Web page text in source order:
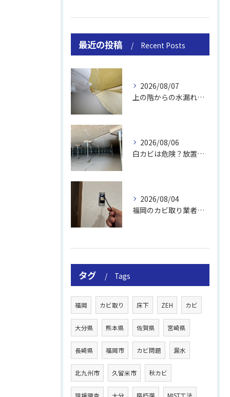
最近の投稿 Recent Posts
2026/08/07
上の階からの水漏れでカビ｜対処法と業者
2026/08/06
白カビは危険？放置のリスクと取り方
2026/08/04
福岡のカビ取り業者おすすめの選び方と費用
タグ Tags
福岡 カビ取り 床下 ZEH カビ
大分県 熊本県 佐賀県 宮崎県
長崎県 福岡市 カビ問題 漏水
北九州市 久留米市 秋カビ
現場調査 大分 腐朽菌 MIST工法